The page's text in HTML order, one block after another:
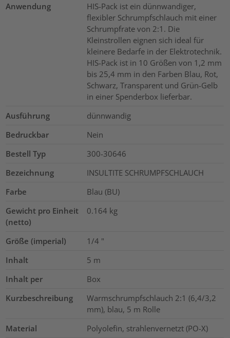
Anwendung
HIS-Pack ist ein dünnwandiger,
flexibler Schrumpfschlauch mit einer
Schrumpfrate von 2:1. Die
Kleinstrollen eignen sich ideal für
kleinere Bedarfe in der Elektrotechnik.
HIS-Pack ist in 10 Größen von 1,2 mm
bis 25,4 mm in den Farben Blau, Rot,
Schwarz, Transparent und Grün-Gelb
in einer Spenderbox lieferbar.
Ausführung
dünnwandig
Bedruckbar
Nein
Bestell Typ
300-30646
Bezeichnung
INSULTITE SCHRUMPFSCHLAUCH
Farbe
Blau (BU)
Gewicht pro Einheit
(netto)
0.164 kg
Größe (imperial) 1/4 "
Inhalt
5 m
Inhalt per
Box
Kurzbeschreibung
Warmschrumpfschlauch 2:1 (6,4/3,2
mm), blau, 5 m Rolle
Material
Polyolefin, strahlenvernetzt (PO-X)